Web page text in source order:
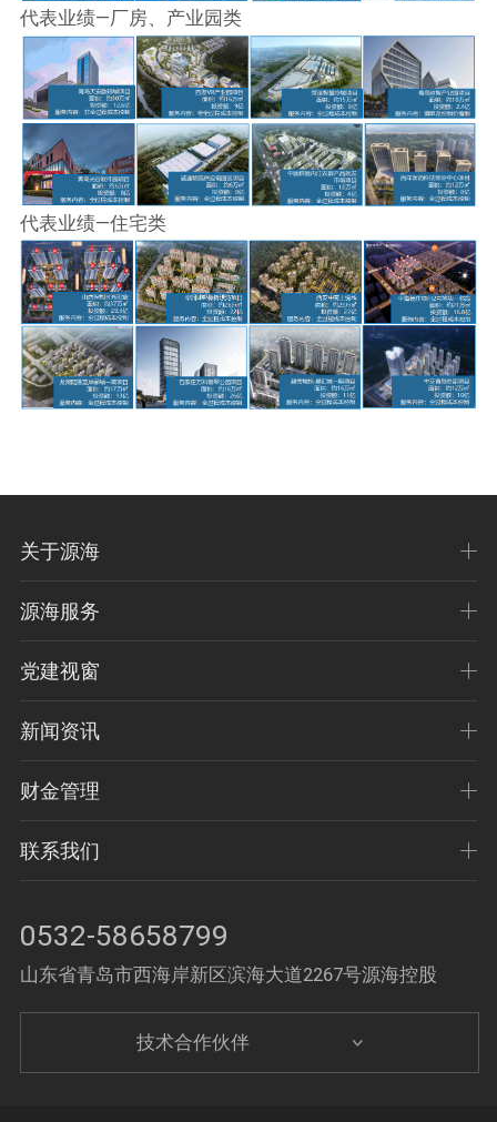
代表业绩—厂房、产业园类
代表业绩—住宅类
关于源海
源海服务
党建视窗
新闻资讯
财金管理
联系我们
0532-58658799
山东省青岛市西海岸新区滨海大道2267号源海控股
技术合作伙伴